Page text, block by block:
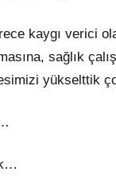
kaygı verici
sağlık
yükselttik